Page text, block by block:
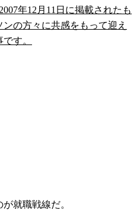
年12月11日に掲載されたも
の方々に共感をもって迎え
す。
就職戦線だ。